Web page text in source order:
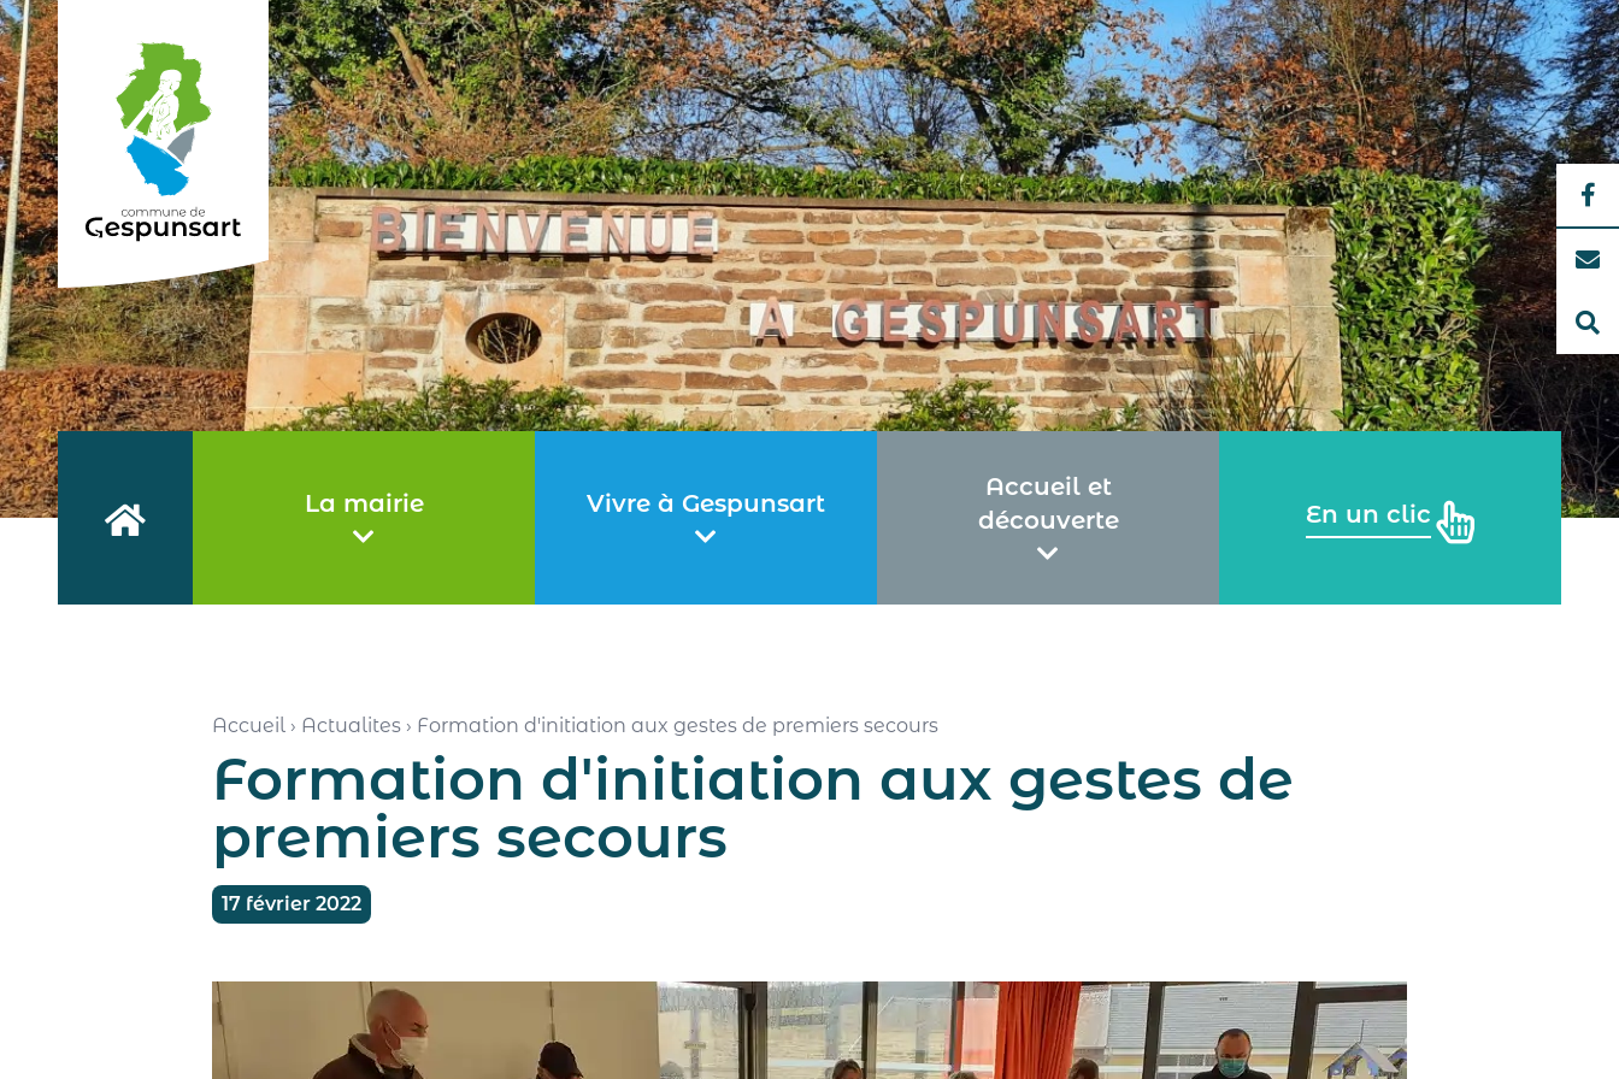
Haut de page
Accueil
La mairie Vivre à Gespunsart
Accueil et
découverte
En un clic
Accueil › Actualites › Formation d'initiation aux gestes de premiers secours
Formation d'initiation aux gestes de
premiers secours
17 février 2022